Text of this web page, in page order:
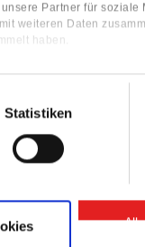
Partner für soziale
weiteren Daten
haben.
Statistiken